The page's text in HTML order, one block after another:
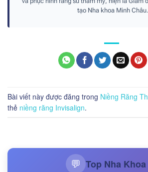
tạo Nha khoa Minh Châu.
Bài viết này được đăng trong Niềng Răng
thẻ niềng răng Invisalign.
💬 Top Nha Khoa